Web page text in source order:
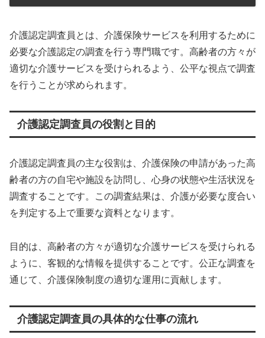
介護認定調査員とは、介護保険サービスを利用するために
必要な介護認定の調査を行う専門職です。高齢者の方々が
適切な介護サービスを受けられるよう、公平な視点で調査
を行うことが求められます。
介護認定調査員の役割と目的
介護認定調査員の主な役割は、介護保険の申請があった高
齢者の方の自宅や施設を訪問し、心身の状態や生活状況を
調査することです。この調査結果は、介護が必要な度合い
を判定する上で重要な資料となります。
目的は、高齢者の方々が適切な介護サービスを受けられる
ように、客観的な情報を提供することです。公正な調査を
通じて、介護保険制度の適切な運用に貢献します。
介護認定調査員の具体的な仕事の流れ